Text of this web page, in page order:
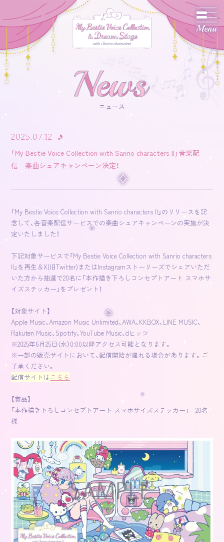
ニュース
2025.07.12
「My Bestie Voice Collection with Sanrio characters II」音楽配
信 楽曲シェアキャンペーン決定！
「My Bestie Voice Collection with Sanrio characters II」のリリースを記
念して、各音楽配信サービスでの楽曲シェアキャンペーンの実施が決
定いたしました！
下記対象サービスで「My Bestie Voice Collection with Sanrio characters
II」を再生＆X(旧Twitter)またはInstagramストーリーズでシェアいただ
いた方から抽選で20名に「本作描き下ろしコンセプトアート スマホサ
イズステッカー」をプレゼント！
【対象サイト】
Apple Music、Amazon Music Unlimited、AWA、KKBOX、LINE MUSIC、
Rakuten Music、Spotify、YouTube Music、dヒッツ
※2025年6月25日（水）0:00以降アクセス可能となります。
※一部の販売サイトにおいて、配信開始が遅れる場合があります。ご
了承ください。
配信サイトはこちら
【賞品】
「本作描き下ろしコンセプトアート スマホサイズステッカー」 20名
様